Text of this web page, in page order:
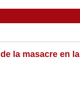
la masacre en la